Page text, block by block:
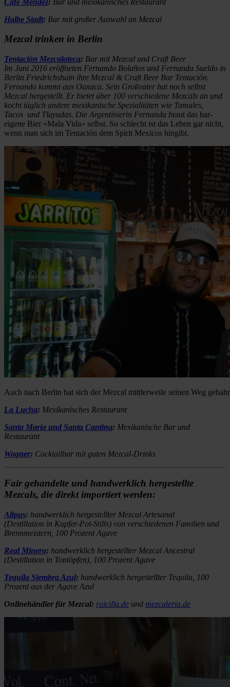
Halbe Stadt: Bar mit großer Auswahl an Mezcal
Mezcal trinken in Berlin
Tentación Mezcaloteca: Bar mit Mezcal und Craft Beer
Im Juni 2016 eröffneten Fernando Bolaños und Fernanda Sueldo in
Berlin Friedrichshain ihre Mezcal & Craft Beer Bar Tentación.
Fernando kommt aus Oaxaca. Sein Großvater hat noch selbst
Mezcal hergestellt. Er bietet über 100 verschiedene Mezcals an und
kocht täglich andere mexikanische Spezialitäten wie Tamales,
Tacos und Tlayudas. Die Argentinierin Fernanda braut das bar-
eigene Bier »Mala Vida« selbst. So schlecht ist das Leben gar nicht,
wenn man sich im Tentación dem Spirit Mexicos hingibt.
Auch nach Berlin hat sich der Mezcal mittlerweile seinen Weg
La Lucha: Mexikanisches Restaurant
Santa María und Santa Cantina: Mexikanische Bar und
Restaurant
Wagner: Cocktailbar mit guten Mezcal-Drinks
Fair gehandelte und handwerklich hergestellte
Mezcals, die direkt importiert werden:
Alipus: handwerklich hergestellter Mezcal Artesanal
(Destillation in Kupfer-Pot-Stills) von verschiedenen Familien und
Brennmeistern, 100 Prozent Agave
Real Minero: handwerklich hergestellter Mezcal Ancestral
(Destillation in Tontöpfen), 100 Prozent Agave
Tequila Siembra Azul: handwerklich hergestellter Tequila, 100
Prozent aus der Agave Azul
Onlinehändler für Mezcal: raicilla.de und mezcaleria.de